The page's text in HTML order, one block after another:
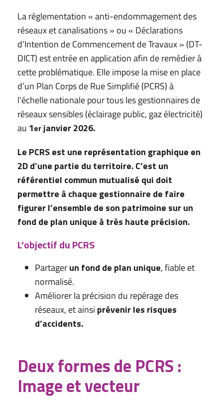
La réglementation « anti-endommagement des
réseaux et canalisations » ou « Déclarations
d’Intention de Commencement de Travaux » (DT-
DICT) est entrée en application afin de remédier à
cette problématique. Elle impose la mise en place
d’un Plan Corps de Rue Simplifié (PCRS) à
l’échelle nationale pour tous les gestionnaires de
réseaux sensibles (éclairage public, gaz électricité)
au 1erjanvier 2026.
Le PCRS est une représentation graphique en
2D d’une partie du territoire. C’est un
référentiel commun mutualisé qui doit
permettre à chaque gestionnaire de faire
figurer l’ensemble de son patrimoine sur un
fond de plan unique à très haute précision.
L’objectif du PCRS
Partagerun fond de plan unique, fiable et
normalisé.
Améliorer la précision du repérage des
réseaux, et ainsi prévenir les risques
d’accidents.
Deux formes de PCRS :
Image et vecteur